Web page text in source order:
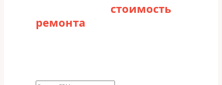
стоимость
ремонта